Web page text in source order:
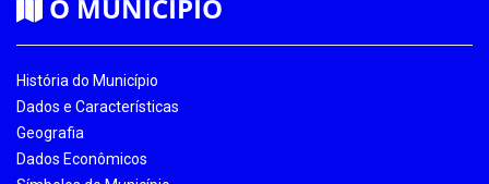
O MUNICÍPIO
História do Município
Dados e Características
Geografia
Dados Econômicos